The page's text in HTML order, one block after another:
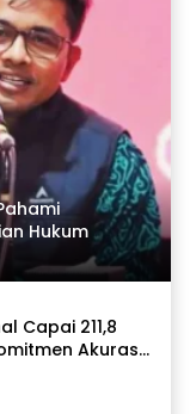
Hukum
Capai 211,8
Akurasi